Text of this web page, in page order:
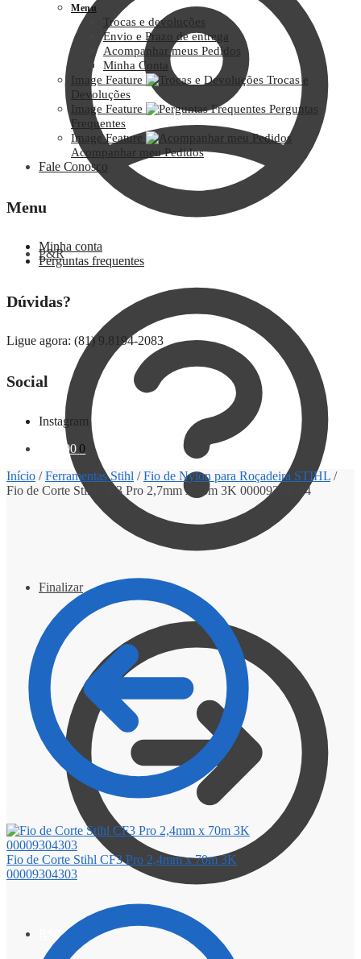
P&R
Finalizar
0,00
Menu
Trocas e devoluções
Envio e Prazo de entrega
Acompanhar meus Pedidos
Minha Conta
Image Feature
Trocas e
Devoluções
Image Feature
Perguntas
Frequentes
Image Feature
Acompanhar meu Pedidos
Fale Conosco
Menu
Minha conta
Perguntas frequentes
Dúvidas?
Ligue agora: (81) 9.8194-2083
Social
Instagram
0,00 0
Início /Ferramentas Stihl /Fio de Nylon para Roçadeira STIHL /
Fio de Corte Stihl CF3 Pro 2,7mm x 53m 3K 00009304304
Fio de Corte Stihl CF3 Pro 2,4mm x 70m 3K
00009304303